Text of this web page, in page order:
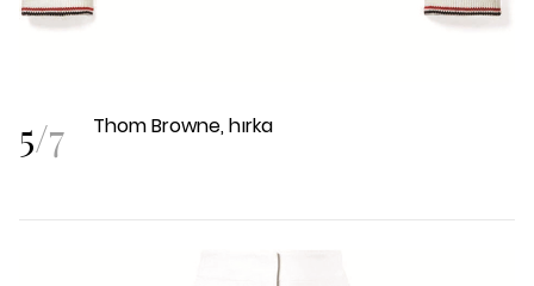
5/7 Thom Browne, hırka